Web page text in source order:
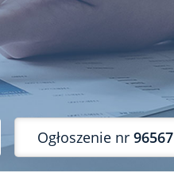
Ogłoszenie nr 96567